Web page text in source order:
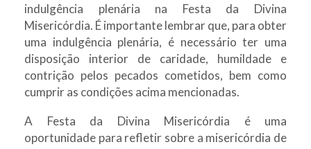
indulgência plenária na Festa da Divina
Misericórdia. É importante lembrar que, para obter
uma indulgência plenária, é necessário ter uma
disposição interior de caridade, humildade e
contrição pelos pecados cometidos, bem como
cumprir as condições acima mencionadas.
A Festa da Divina Misericórdia é uma
oportunidade para refletir sobre a misericórdia de